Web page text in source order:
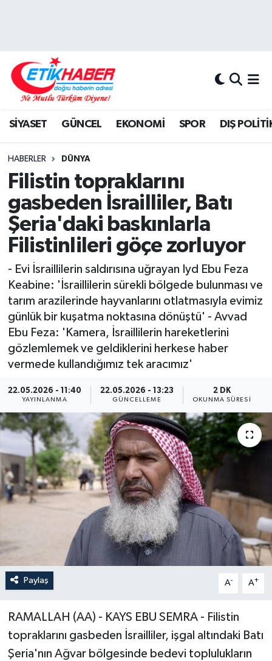
SİYASET GÜNCEL EKONOMİ SPOR DIŞ
HABERLER DÜNYA
Filistin topraklarını
gasbeden İsrailliler, Batı
Şeria'daki baskınlarla
Filistinlileri göçe zorluyor
- Evi İsraillilerin saldırısına uğrayan Iyd Ebu Feza
Keabine: 'İsraillilerin sürekli bölgede bulunması ve
tarım arazilerinde hayvanlarını otlatmasıyla evimiz
günlük bir kuşatma noktasına dönüştü' - Avvad
Ebu Feza: 'Kamera, İsraillilerin hareketlerini
gözlemlemek ve geldiklerini herkese haber
vermede kullandığımız tek aracımız'
22.05.2026 - 11:40
YAYINLANMA
22.05.2026 - 13:23
GÜNCELLEME
2 DK
OKUNMA SÜRESI
Paylaş A- A+
RAMALLAH (AA) - KAYS EBU SEMRA - Filistin
topraklarını gasbeden İsrailliler, işgal altındaki Batı
Şeria'nın Ağvar bölgesinde bedevi toplulukların
DIŞ POLİTİKA
EKONOMİ
KÖŞE YAZILARI
KÜLTÜR-SANAT-MAGAZİN
MEDYA
ÖZEL HABER
RÖPORTAJLAR
SİYASET
GÜNCEL
SPOR
YAŞAM
Hava Durumu
Süper Lig Puan Durumu ve Fikstür
Tüm Manşetler
Son Dakika Haberleri
Haber Arşivi